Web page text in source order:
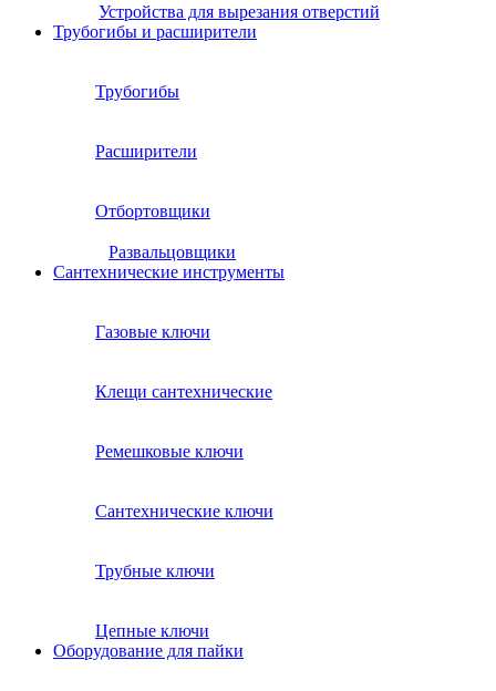
Устройства для вырезания отверстий
Трубогибы и расширители
Трубогибы
Расширители
Отбортовщики
Развальцовщики
Сантехнические инcтрументы
Газовые ключи
Клещи сантехнические
Ремешковые ключи
Сантехнические ключи
Трубные ключи
Цепные ключи
Оборудование для пайки